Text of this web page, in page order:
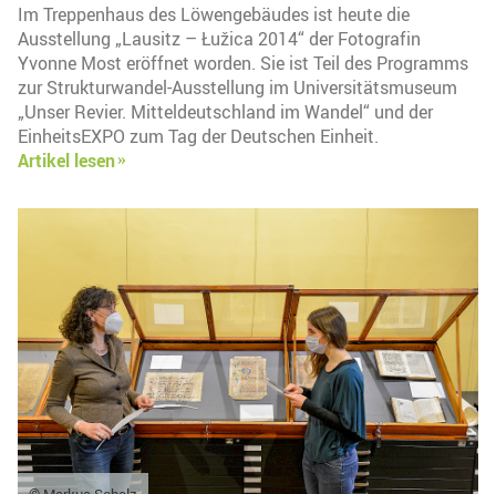
Im Treppenhaus des Löwengebäudes ist heute die
Ausstellung „Lausitz – Łužica 2014“ der Fotografin
Yvonne Most eröffnet worden. Sie ist Teil des Programms
zur Strukturwandel-Ausstellung im Universitätsmuseum
„Unser Revier. Mitteldeutschland im Wandel“ und der
EinheitsEXPO zum Tag der Deutschen Einheit.
Artikel lesen